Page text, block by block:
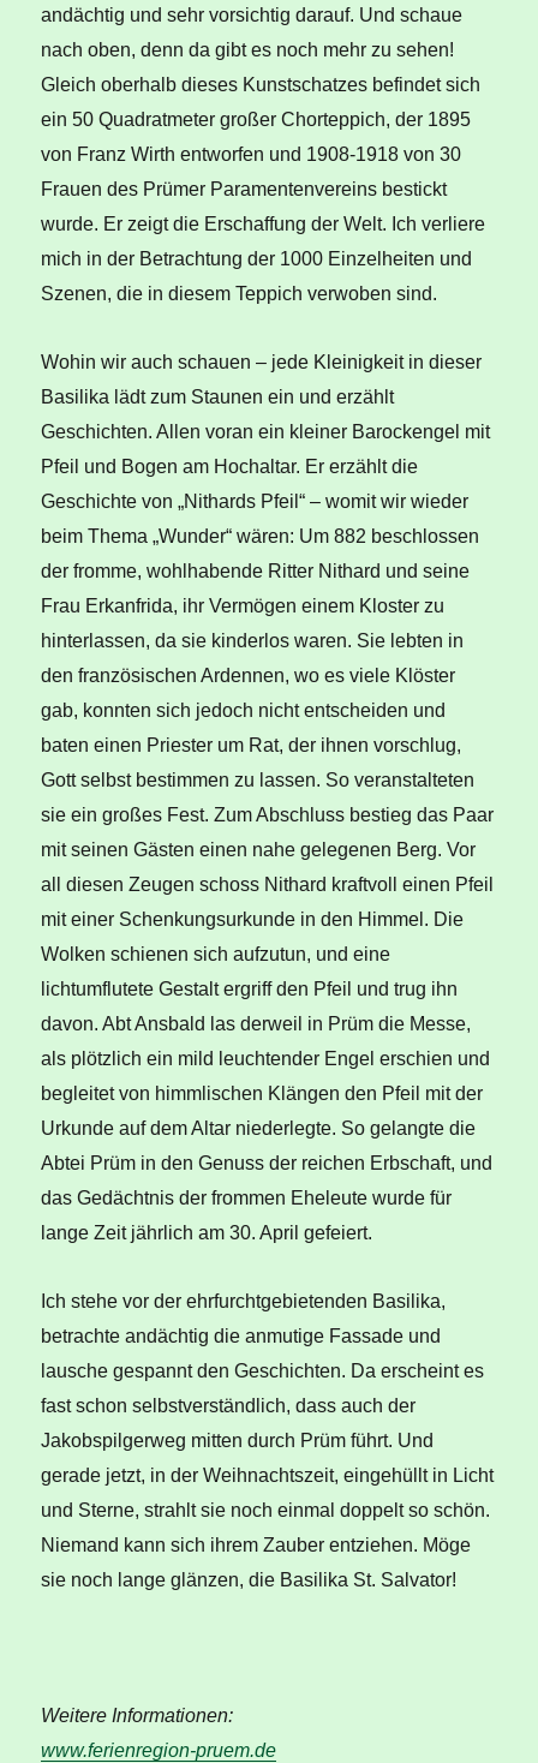
andächtig und sehr vorsichtig darauf. Und schaue
nach oben, denn da gibt es noch mehr zu sehen!
Gleich oberhalb dieses Kunstschatzes befindet sich
ein 50 Quadratmeter großer Chorteppich, der 1895
von Franz Wirth entworfen und 1908-1918 von 30
Frauen des Prümer Paramentenvereins bestickt
wurde. Er zeigt die Erschaffung der Welt. Ich verliere
mich in der Betrachtung der 1000 Einzelheiten und
Szenen, die in diesem Teppich verwoben sind.
Wohin wir auch schauen – jede Kleinigkeit in dieser
Basilika lädt zum Staunen ein und erzählt
Geschichten. Allen voran ein kleiner Barockengel mit
Pfeil und Bogen am Hochaltar. Er erzählt die
Geschichte von „Nithards Pfeil“ – womit wir wieder
beim Thema „Wunder“ wären: Um 882 beschlossen
der fromme, wohlhabende Ritter Nithard und seine
Frau Erkanfrida, ihr Vermögen einem Kloster zu
hinterlassen, da sie kinderlos waren. Sie lebten in
den französischen Ardennen, wo es viele Klöster
gab, konnten sich jedoch nicht entscheiden und
baten einen Priester um Rat, der ihnen vorschlug,
Gott selbst bestimmen zu lassen. So veranstalteten
sie ein großes Fest. Zum Abschluss bestieg das Paar
mit seinen Gästen einen nahe gelegenen Berg. Vor
all diesen Zeugen schoss Nithard kraftvoll einen Pfeil
mit einer Schenkungsurkunde in den Himmel. Die
Wolken schienen sich aufzutun, und eine
lichtumflutete Gestalt ergriff den Pfeil und trug ihn
davon. Abt Ansbald las derweil in Prüm die Messe,
als plötzlich ein mild leuchtender Engel erschien und
begleitet von himmlischen Klängen den Pfeil mit der
Urkunde auf dem Altar niederlegte. So gelangte die
Abtei Prüm in den Genuss der reichen Erbschaft, und
das Gedächtnis der frommen Eheleute wurde für
lange Zeit jährlich am 30. April gefeiert.
Ich stehe vor der ehrfurchtgebietenden Basilika,
betrachte andächtig die anmutige Fassade und
lausche gespannt den Geschichten. Da erscheint es
fast schon selbstverständlich, dass auch der
Jakobspilgerweg mitten durch Prüm führt. Und
gerade jetzt, in der Weihnachtszeit, eingehüllt in Licht
und Sterne, strahlt sie noch einmal doppelt so schön.
Niemand kann sich ihrem Zauber entziehen. Möge
sie noch lange glänzen, die Basilika St. Salvator!
Weitere Informationen:
www.ferienregion-pruem.de